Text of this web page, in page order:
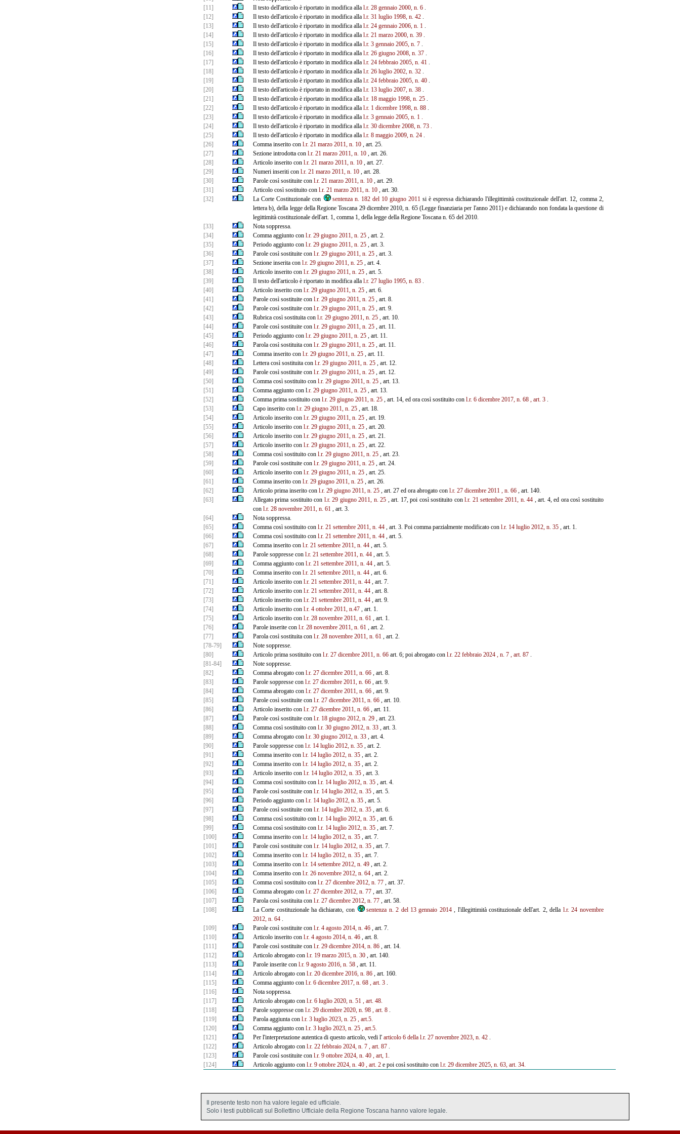
[11]
Il testo dell'articolo è riportato in modifica alla l.r. 28 gennaio 2000, n. 6.
[12]
Il testo dell'articolo è riportato in modifica alla l.r. 31 luglio 1998, n. 42.
[13]
Il testo dell'articolo è riportato in modifica alla l.r. 24 gennaio 2006, n. 1.
[14]
Il testo dell'articolo è riportato in modifica alla l.r. 21 marzo 2000, n. 39.
[15]
Il testo dell'articolo è riportato in modifica alla l.r. 3 gennaio 2005, n. 7.
[16]
Il testo dell'articolo è riportato in modifica alla l.r. 26 giugno 2008, n. 37.
[17]
Il testo dell'articolo è riportato in modifica alla l.r. 24 febbraio 2005, n. 41.
[18]
Il testo dell'articolo è riportato in modifica alla l.r. 26 luglio 2002, n. 32.
[19]
Il testo dell'articolo è riportato in modifica alla l.r. 24 febbraio 2005, n. 40.
[20]
Il testo dell'articolo è riportato in modifica alla l.r. 13 luglio 2007, n. 38.
[21]
Il testo dell'articolo è riportato in modifica alla l.r. 18 maggio 1998, n. 25.
[22]
Il testo dell'articolo è riportato in modifica alla l.r. 1 dicembre 1998, n. 88.
[23]
Il testo dell'articolo è riportato in modifica alla l.r. 3 gennaio 2005, n. 1 .
[24]
Il testo dell'articolo è riportato in modifica alla l.r. 30 dicembre 2008, n. 73 .
[25]
Il testo dell'articolo è riportato in modifica alla l.r. 8 maggio 2009, n. 24.
[26]
Comma inserito con l.r. 21 marzo 2011, n. 10, art. 25.
[27]
Sezione introdotta con l.r. 21 marzo 2011, n. 10, art. 26.
[28]
Articolo inserito con l.r. 21 marzo 2011, n. 10, art. 27.
[29]
Numeri inseriti con l.r. 21 marzo 2011, n. 10, art. 28.
[30]
Parole così sostituite con l.r. 21 marzo 2011, n. 10, art. 29.
[31]
Articolo così sostituito con l.r. 21 marzo 2011, n. 10, art. 30.
[32]
La Corte Costituzionale con sentenza n. 182 del 10 giugno 2011 si è espressa dichiarando l'illegittimità costituzionale dell'art. 12, comma 2,
lettera b), della legge della Regione Toscana 29 dicembre 2010, n. 65 (Legge finanziaria per l'anno 2011) e dichiarando non fondata la questione di
legittimità costituzionale dell'art. 1, comma 1, della legge della Regione Toscana n. 65 del 2010.
[33]
Nota soppressa.
[34]
Comma aggiunto con l.r. 29 giugno 2011, n. 25, art. 2.
[35]
Periodo aggiunto con l.r. 29 giugno 2011, n. 25, art. 3.
[36]
Parole così sostituite con l.r. 29 giugno 2011, n. 25, art. 3.
[37]
Sezione inserita con l.r. 29 giugno 2011, n. 25, art. 4.
[38]
Articolo inserito con l.r. 29 giugno 2011, n. 25, art. 5.
[39]
Il testo dell'articolo è riportato in modifica alla l.r. 27 luglio 1995, n. 83.
[40]
Articolo inserito con l.r. 29 giugno 2011, n. 25, art. 6.
[41]
Parole così sostituite con l.r. 29 giugno 2011, n. 25, art. 8.
[42]
Parole così sostituite con l.r. 29 giugno 2011, n. 25, art. 9.
[43]
Rubrica così sostituita con l.r. 29 giugno 2011, n. 25, art. 10.
[44]
Parole così sostituite con l.r. 29 giugno 2011, n. 25, art. 11.
[45]
Periodo aggiunto con l.r. 29 giugno 2011, n. 25, art. 11.
[46]
Parola così sostituita con l.r. 29 giugno 2011, n. 25, art. 11.
[47]
Comma inserito con l.r. 29 giugno 2011, n. 25, art. 11.
[48]
Lettera così sostituita con l.r. 29 giugno 2011, n. 25, art. 12.
[49]
Parole così sostituite con l.r. 29 giugno 2011, n. 25, art. 12.
[50]
Comma così sostituito con l.r. 29 giugno 2011, n. 25, art. 13.
[51]
Comma aggiunto con l.r. 29 giugno 2011, n. 25, art. 13.
[52]
Comma prima sostituito con l.r. 29 giugno 2011, n. 25, art. 14, ed ora così sostituito con l.r. 6 dicembre 2017, n. 68 , art. 3.
[53]
Capo inserito con l.r. 29 giugno 2011, n. 25, art. 18.
[54]
Articolo inserito con l.r. 29 giugno 2011, n. 25, art. 19.
[55]
Articolo inserito con l.r. 29 giugno 2011, n. 25, art. 20.
[56]
Articolo inserito con l.r. 29 giugno 2011, n. 25, art. 21.
[57]
Articolo inserito con l.r. 29 giugno 2011, n. 25, art. 22.
[58]
Comma così sostituito con l.r. 29 giugno 2011, n. 25, art. 23.
[59]
Parole così sostituite con l.r. 29 giugno 2011, n. 25, art. 24.
[60]
Articolo inserito con l.r. 29 giugno 2011, n. 25, art. 25.
[61]
Comma inserito con l.r. 29 giugno 2011, n. 25, art. 26.
[62]
Articolo prima inserito con l.r. 29 giugno 2011, n. 25, art. 27 ed ora abrogato con l.r. 27 dicembre 2011 , n. 66, art. 140.
[63]
Allegato prima sostituito con l.r. 29 giugno 2011, n. 25 , art. 17, poi così sostituito conl.r. 21 settembre 2011, n. 44 , art. 4, ed ora così sostituito
con l.r. 28 novembre 2011, n. 61, art. 3.
[64]
Nota soppressa.
[65]
Comma così sostituito con l.r. 21 settembre 2011, n. 44, art. 3. Poi comma parzialmente modificato con l.r. 14 luglio 2012, n. 35, art. 1.
[66]
Comma così sostituito con l.r. 21 settembre 2011, n. 44, art. 5.
[67]
Comma inserito con l.r. 21 settembre 2011, n. 44, art. 5.
[68]
Parole soppresse con l.r. 21 settembre 2011, n. 44, art. 5.
[69]
Comma aggiunto con l.r. 21 settembre 2011, n. 44, art. 5.
[70]
Comma inserito con l.r. 21 settembre 2011, n. 44, art. 6.
[71]
Articolo inserito con l.r. 21 settembre 2011, n. 44, art. 7.
[72]
Articolo inserito con l.r. 21 settembre 2011, n. 44, art. 8.
[73]
Articolo inserito con l.r. 21 settembre 2011, n. 44, art. 9.
[74]
Articolo inserito con l.r. 4 ottobre 2011, n.47, art. 1.
[75]
Articolo inserito con l.r. 28 novembre 2011, n. 61, art. 1.
[76]
Parole inserite con l.r. 28 novembre 2011, n. 61, art. 2.
[77]
Parola così sostituita con l.r. 28 novembre 2011, n. 61, art. 2.
[78-79]
Note soppresse.
[80]
Articolo prima sostituito con l.r. 27 dicembre 2011, n. 66art. 6; poi abrogato con l.r. 22 febbraio 2024 , n. 7 , art. 87.
[81-84]
Note soppresse.
[82]
Comma abrogato con l.r. 27 dicembre 2011, n. 66, art. 8.
[83]
Parole soppresse con l.r. 27 dicembre 2011, n. 66, art. 9.
[84]
Comma abrogato con l.r. 27 dicembre 2011, n. 66, art. 9.
[85]
Parole così sostituite con l.r. 27 dicembre 2011, n. 66, art. 10.
[86]
Articolo inserito con l.r. 27 dicembre 2011, n. 66, art. 11.
[87]
Parole così sostituite con l.r. 18 giugno 2012, n. 29, art. 23.
[88]
Comma così sostituito con l.r. 30 giugno 2012, n. 33, art. 3.
[89]
Comma abrogato con l.r. 30 giugno 2012, n. 33, art. 4.
[90]
Parole soppresse con l.r. 14 luglio 2012, n. 35, art. 2.
[91]
Comma inserito con l.r. 14 luglio 2012, n. 35, art. 2.
[92]
Comma inserito con l.r. 14 luglio 2012, n. 35, art. 2.
[93]
Articolo inserito con l.r. 14 luglio 2012, n. 35, art. 3.
[94]
Comma così sostituito con l.r. 14 luglio 2012, n. 35, art. 4.
[95]
Parole così sostituite con l.r. 14 luglio 2012, n. 35, art. 5.
[96]
Periodo aggiunto con l.r. 14 luglio 2012, n. 35, art. 5.
[97]
Parole così sostituite con l.r. 14 luglio 2012, n. 35, art. 6.
[98]
Comma così sostituito con l.r. 14 luglio 2012, n. 35, art. 6.
[99]
Comma così sostituito con l.r. 14 luglio 2012, n. 35, art. 7.
[100]
Comma inserito con l.r. 14 luglio 2012, n. 35, art. 7.
[101]
Parole così sostituite con l.r. 14 luglio 2012, n. 35, art. 7.
[102]
Comma inserito con l.r. 14 luglio 2012, n. 35, art. 7.
[103]
Comma inserito con l.r. 14 settembre 2012, n. 49, art. 2.
[104]
Comma inserito con l.r. 26 novembre 2012, n. 64, art. 2.
[105]
Comma così sostituito con l.r. 27 dicembre 2012, n. 77, art. 37.
[106]
Comma abrogato con l.r. 27 dicembre 2012, n. 77, art. 37.
[107]
Parola così sostituita con l.r. 27 dicembre 2012, n. 77, art. 58.
[108]
La Corte costituzionale ha dichiarato, con sentenza n. 2 del 13 gennaio 2014, l'illegittimità costituzionale dell'art. 2, della l.r. 24 novembre
2012, n. 64.
[109]
Parole così sostituite con l.r. 4 agosto 2014, n. 46, art. 7.
[110]
Articolo inserito con l.r. 4 agosto 2014, n. 46, art. 8.
[111]
Parole così sostituite con l.r. 29 dicembre 2014, n. 86, art. 14.
[112]
Articolo abrogato con l.r. 19 marzo 2015, n. 30, art. 140.
[113]
Parole inserite con l.r. 9 agosto 2016, n. 58, art. 11.
[114]
Articolo abrogato con l.r. 20 dicembre 2016, n. 86, art. 160.
[115]
Comma aggiunto con l.r. 6 dicembre 2017, n. 68 , art. 3.
[116]
Nota soppressa.
[117]
Articolo abrogato con l.r. 6 luglio 2020, n. 51 , art. 48.
[118]
Parole soppresse con l.r. 29 dicembre 2020, n. 98 , art. 8.
[119]
Parola aggiunta con l.r. 3 luglio 2023, n. 25 , art.5.
[120]
Comma aggiunto con l.r. 3 luglio 2023, n. 25 , art.5.
[121]
Per l'interpretazione autentica di questo articolo, vedi l' articolo 6 della l.r. 27 novembre 2023, n. 42.
[122]
Articolo abrogato con l.r. 22 febbraio 2024, n. 7 , art. 87.
[123]
Parole così sostituite con l.r. 9 ottobre 2024, n. 40 , art, 1.
[124]
Articolo aggiunto con l.r. 9 ottobre 2024, n. 40 , art. 2e poi così sostituito con l.r. 29 dicembre 2025, n. 63, art. 34.
Il presente testo non ha valore legale ed ufficiale.
Solo i testi pubblicati sul Bollettino Ufficiale della Regione Toscana hanno valore legale.